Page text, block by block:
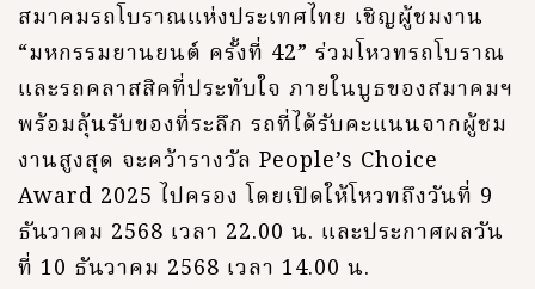
สมาคมรถโบราณแห่งประเทศไทย เชิญผู้ชมงาน
“มหกรรมยานยนต์ ครั้งที่ 42” ร่วมโหวทรถโบราณ
และรถคลาสสิคที่ประทับใจ ภายในบูธของสมาคมฯ
พร้อมลุ้นรับของที่ระลึก รถที่ได้รับคะแนนจากผู้ชม
งานสูงสุด จะคว้ารางวัล People’s Choice
Award 2025 ไปครอง โดยเปิดให้โหวทถึงวันที่ 9
ธันวาคม 2568 เวลา 22.00 น. และประกาศผลวัน
ที่ 10 ธันวาคม 2568 เวลา 14.00 น.